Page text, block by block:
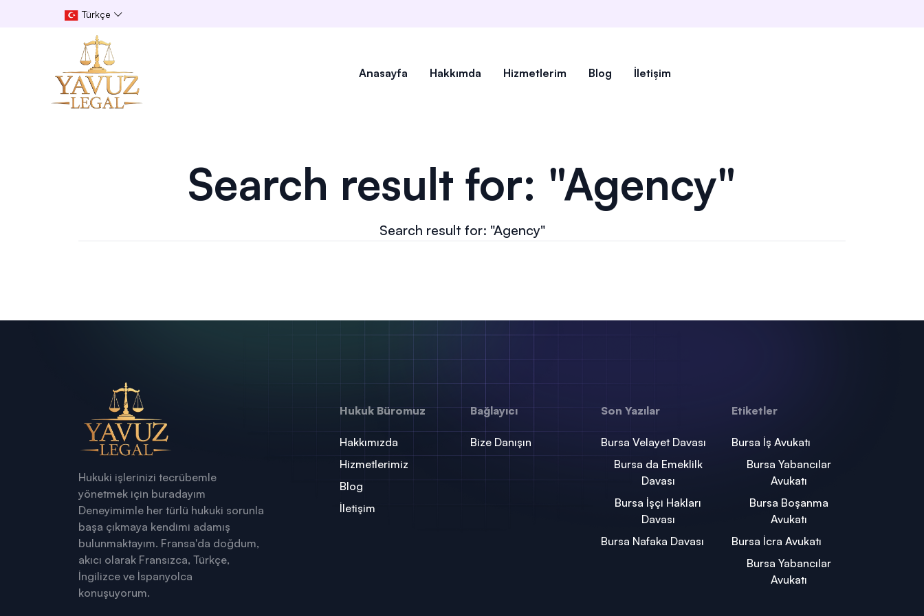
Türkçe
Anasayfa Hakkımda Hizmetlerim Blog İletişim
Search result for: "Agency"
Search result for: "Agency"
Hukuki işlerinizi tecrübemle
yönetmek için buradayım
Deneyimimle her türlü hukuki sorunla
başa çıkmaya kendimi adamış
bulunmaktayım. Fransa'da doğdum,
akıcı olarak Fransızca, Türkçe,
İngilizce ve İspanyolca
konuşuyorum.
Hukuk Büromuz
Hakkımızda
Hizmetlerimiz
Blog
İletişim
Bağlayıcı
Bize Danışın
Son Yazılar
Bursa Velayet Davası
Bursa da Emeklilk
Davası
Bursa İşçi Hakları
Davası
Bursa Nafaka Davası
Etiketler
Bursa İş Avukatı
Bursa Yabancılar
Avukatı
Bursa Boşanma
Avukatı
Bursa İcra Avukatı
Bursa Yabancılar
Avukatı